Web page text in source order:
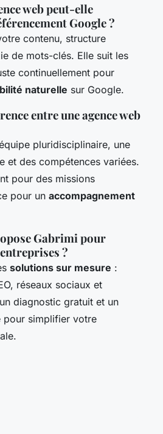
web peut-elle
Google ?
contenu, structure
de mots-clés. Elle suit les
continuellement pour
naturelle sur Google.
entre une agence web
pluridisciplinaire, une
et des compétences variées.
pour des missions
pour un accompagnement
Gabrimi pour
?
solutions sur mesure :
réseaux sociaux et
diagnostic gratuit et un
pour simplifier votre